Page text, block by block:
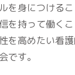
を身につける
を持って働くこ
を高めたい看
です。